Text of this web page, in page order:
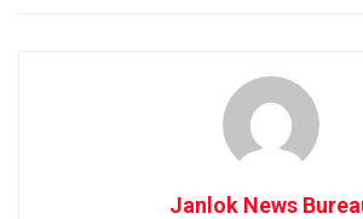
Janlok News